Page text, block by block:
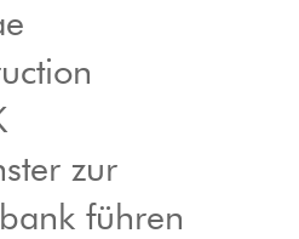
zur
führen